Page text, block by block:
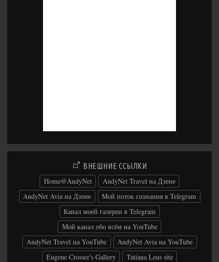
ВНЕШНИЕ ССЫЛКИ
Home@AndyNet
AndyNet Travel на Дзене
AndyNet Avia на Дзене
Мой поток сознания в Telegram
Канал моей галереи в Telegram
Мой канал обо всём на YouTube
AndyNet Travel на YouTube
AndyNet Avia на YouTube
Eugene Crosser's Gallery
Tatiana Leus site